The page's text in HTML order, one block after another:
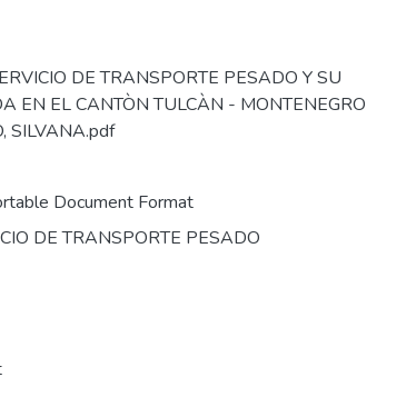
DE TRANSPORTE PESADO Y SU
EN EL CANTÒN TULCÀN - MONTENEGRO
SILVANA.pdf
Document Format
DE TRANSPORTE PESADO